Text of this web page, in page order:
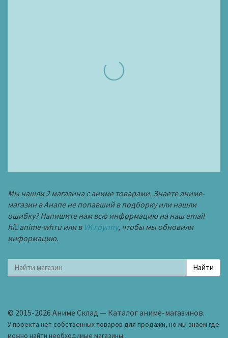
Мы нашли 2 магазина с аниме товарами. Знаете аниме-
магазин в Анапе не попавший в подборку или нашли
ошибку? Напишите нам всю информацию на наш email
hi anime-whruили в VK группу, чтобы мы обновили
информацию.
© 2015-2026 Аниме Склад — Каталог аниме-магазинов.
У проекта нет собственных товаров для продажи, но мы знаем где
можно найти необходимые магазины.